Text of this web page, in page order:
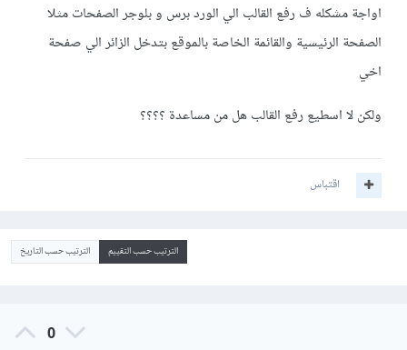
اواجة مشكله ف رفع القالب الي الورد برس و بلوجر الصفحات مثلا
الصفحة الرئيسية والقائمة الخاصة بالموقع بتدخل الزائر الي صفحة
اخي
ولكن لا اسطيع رفع القالب هل من مساعدة ؟؟؟؟
اقتباس
الترتيب حسب التقييم الترتيب حسب التاريخ
0